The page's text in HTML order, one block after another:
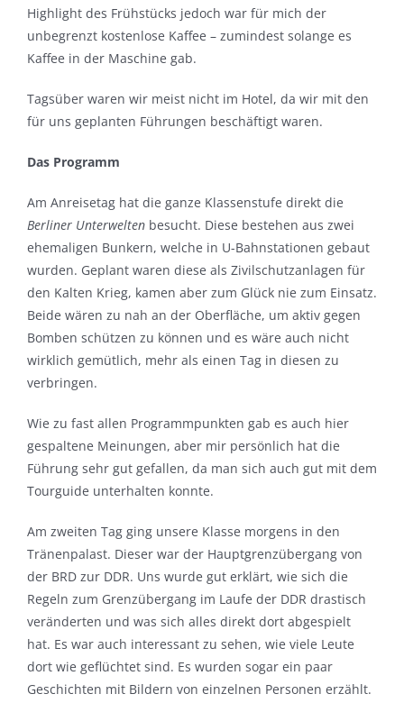
Highlight des Frühstücks jedoch war für mich der
unbegrenzt kostenlose Kaffee – zumindest solange es
Kaffee in der Maschine gab.
Tagsüber waren wir meist nicht im Hotel, da wir mit den
für uns geplanten Führungen beschäftigt waren.
Das Programm
Am Anreisetag hat die ganze Klassenstufe direkt die
Berliner Unterweltenbesucht. Diese bestehen aus zwei
ehemaligen Bunkern, welche in U-Bahnstationen gebaut
wurden. Geplant waren diese als Zivilschutzanlagen für
den Kalten Krieg, kamen aber zum Glück nie zum Einsatz.
Beide wären zu nah an der Oberfläche, um aktiv gegen
Bomben schützen zu können und es wäre auch nicht
wirklich gemütlich, mehr als einen Tag in diesen zu
verbringen.
Wie zu fast allen Programmpunkten gab es auch hier
gespaltene Meinungen, aber mir persönlich hat die
Führung sehr gut gefallen, da man sich auch gut mit dem
Tourguide unterhalten konnte.
Am zweiten Tag ging unsere Klasse morgens in den
Tränenpalast. Dieser war der Hauptgrenzübergang von
der BRD zur DDR. Uns wurde gut erklärt, wie sich die
Regeln zum Grenzübergang im Laufe der DDR drastisch
veränderten und was sich alles direkt dort abgespielt
hat. Es war auch interessant zu sehen, wie viele Leute
dort wie geflüchtet sind. Es wurden sogar ein paar
Geschichten mit Bildern von einzelnen Personen erzählt.